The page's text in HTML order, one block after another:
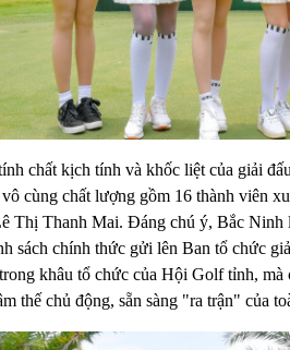
chất kịch tính và khốc liệt của giải
cùng chất lượng gồm 16 thành viên
Thị Thanh Mai. Đáng chú ý, Bắc Ninh
sách chính thức gửi lên Ban tổ chức
khâu tổ chức của Hội Golf tỉnh,
thế chủ động, sẵn sàng "ra trận" của